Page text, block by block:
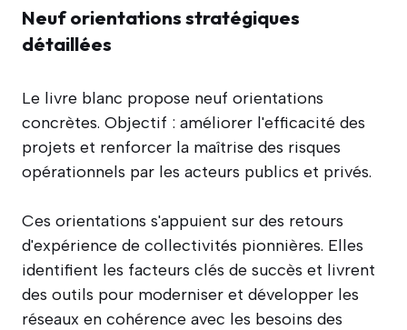
Neuf orientations stratégiques
détaillées
Le livre blanc propose neuf orientations
concrètes. Objectif : améliorer l'efficacité des
projets et renforcer la maîtrise des risques
opérationnels par les acteurs publics et privés.
Ces orientations s'appuient sur des retours
d'expérience de collectivités pionnières. Elles
identifient les facteurs clés de succès et livrent
des outils pour moderniser et développer les
réseaux en cohérence avec les besoins des